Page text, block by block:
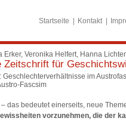
Startseite Kontakt
Erker, Veronika Helfert, Hanna
Zeitschrift für
Geschlechterverhältnisse im
Fascsim
– das bedeutet einerseits, neue
vorzunehmen, die der